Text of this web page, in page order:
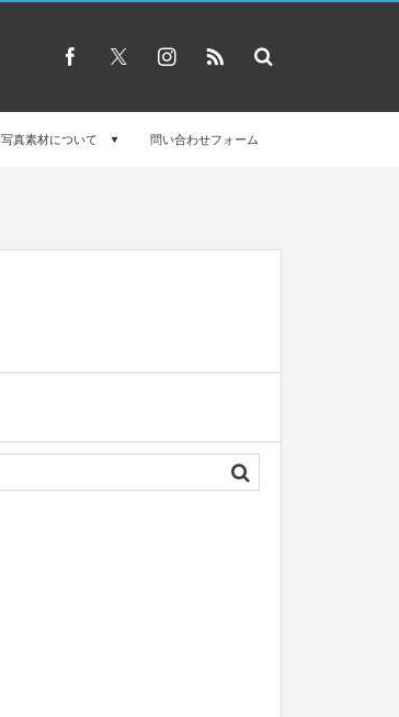
写真素材について 問い合わせフォーム